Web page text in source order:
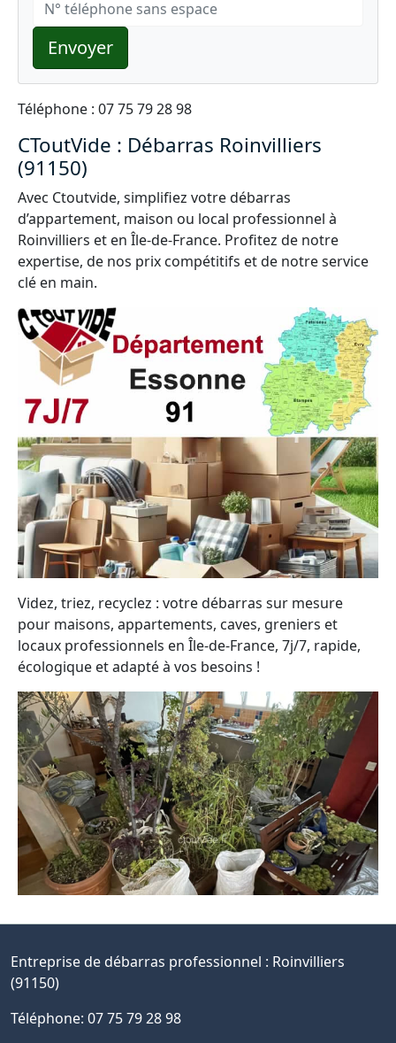
Envoyer
Téléphone : 07 75 79 28 98
CToutVide : Débarras Roinvilliers
(91150)
Avec Ctoutvide, simplifiez votre débarras
d’appartement, maison ou local professionnel à
Roinvilliers et en Île-de-France. Profitez de notre
expertise, de nos prix compétitifs et de notre service
clé en main.
Videz, triez, recyclez : votre débarras sur mesure
pour maisons, appartements, caves, greniers et
locaux professionnels en Île-de-France, 7j/7, rapide,
écologique et adapté à vos besoins !
Entreprise de débarras professionnel : Roinvilliers
(91150)
Téléphone: 07 75 79 28 98